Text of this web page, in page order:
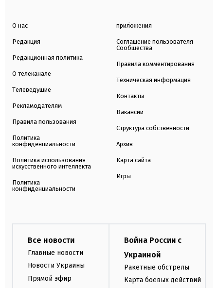
О нас
Редакция
Редакционная политика
О телеканале
Телеведущие
Рекламодателям
Правила пользования
Политика
конфиденциальности
Политика использования
искусственного интеллекта
Политика
конфиденциальности
приложения
Соглашение пользователя
Сообщества
Правила комментирования
Техническая информация
Контакты
Вакансии
Структура собственности
Архив
Карта сайта
Игры
Все новости
Главные новости
Новости Украины
Прямой эфир
Война России с
Украиной
Ракетные обстрелы
Карта боевых действий